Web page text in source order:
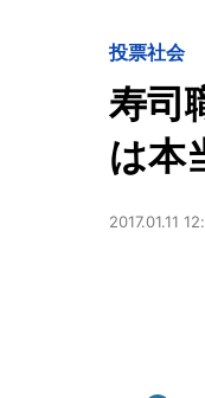
投票社会
寿司
は本
2017.01.11